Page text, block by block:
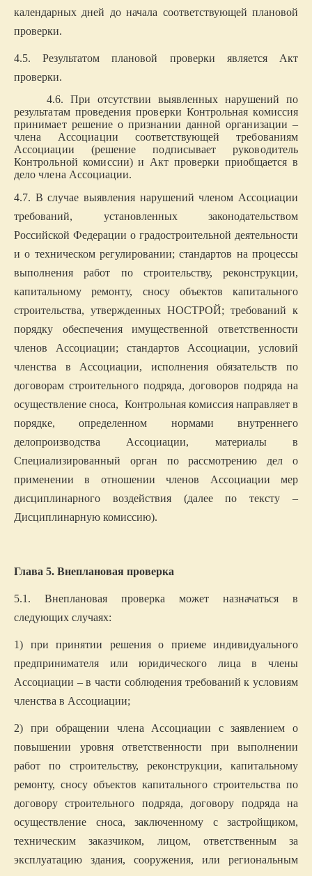
календарных дней до начала соответствующей плановой
проверки.
4.5. Результатом плановой проверки является Акт
проверки.
4.6. При отсутствии выявленных нарушений по
результатам проведения проверки Контрольная комиссия
принимает решение о признании данной организации –
члена Ассоциации соответствующей требованиям
Ассоциации (решение подписывает руководитель
Контрольной комиссии) и Акт проверки приобщается в
дело члена Ассоциации.
4.7. В случае выявления нарушений членом Ассоциации
требований, установленных законодательством
Российской Федерации о градостроительной деятельности
и о техническом регулировании; стандартов на процессы
выполнения работ по строительству, реконструкции,
капитальному ремонту, сносу объектов капитального
строительства, утвержденных НОСТРОЙ; требований к
порядку обеспечения имущественной ответственности
членов Ассоциации; стандартов Ассоциации, условий
членства в Ассоциации, исполнения обязательств по
договорам строительного подряда, договоров подряда на
осуществление сноса, Контрольная комиссия направляет в
порядке, определенном нормами внутреннего
делопроизводства Ассоциации, материалы в
Специализированный орган по рассмотрению дел о
применении в отношении членов Ассоциации мер
дисциплинарного воздействия (далее по тексту –
Дисциплинарную комиссию).
Глава 5. Внеплановая проверка
5.1. Внеплановая проверка может назначаться в
следующих случаях:
1) при принятии решения о приеме индивидуального
предпринимателя или юридического лица в члены
Ассоциации – в части соблюдения требований к условиям
членства в Ассоциации;
2) при обращении члена Ассоциации с заявлением о
повышении уровня ответственности при выполнении
работ по строительству, реконструкции, капитальному
ремонту, сносу объектов капитального строительства по
договору строительного подряда, договору подряда на
осуществление сноса, заключенному с застройщиком,
техническим заказчиком, лицом, ответственным за
эксплуатацию здания, сооружения, или региональным